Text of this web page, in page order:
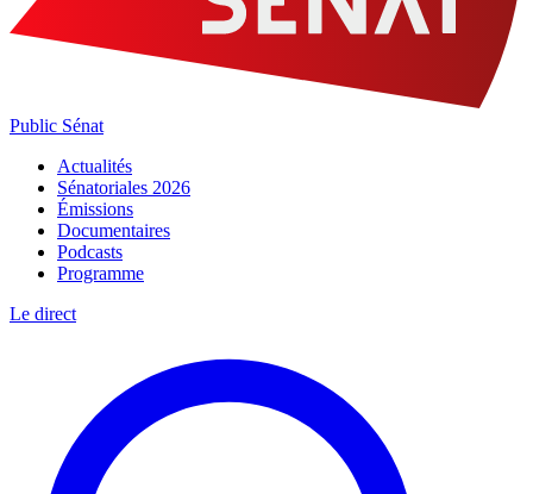
Public Sénat
Actualités
Sénatoriales 2026
Émissions
Documentaires
Podcasts
Programme
Le direct